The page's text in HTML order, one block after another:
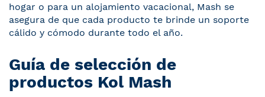
hogar o para un alojamiento vacacional, Mash se
asegura de que cada producto te brinde un soporte
cálido y cómodo durante todo el año.
Guía de selección de
productos Kol Mash